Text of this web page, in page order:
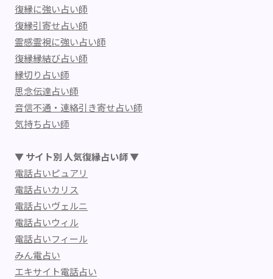
復縁に強い占い師
復縁引寄せ占い師
霊感霊視に強い占い師
復縁縁結び占い師
縁切り占い師
思念伝達占い師
音信不通・連絡引き寄せ占い師
気持ち占い師
▼ サイト別 人気復縁占い師 ▼
電話占いピュアリ
電話占いカリス
電話占いヴェルニ
電話占いウィル
電話占いフィール
みん電占い
エキサイト電話占い